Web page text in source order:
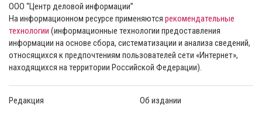
ООО “Центр деловой информации”
На информационном ресурсе применяются рекомендательные
технологии (информационные технологии предоставления
информации на основе сбора, систематизации и анализа сведений,
относящихся к предпочтениям пользователей сети «Интернет»,
находящихся на территории Российской Федерации).
Редакция Об издании